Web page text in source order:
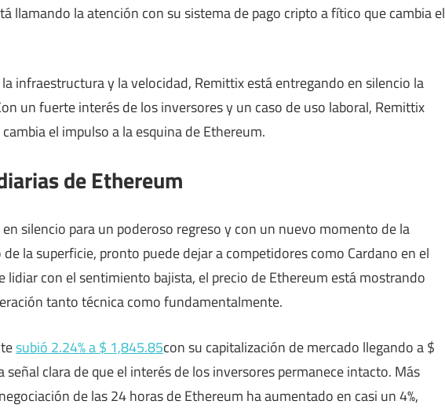
llamando la atención con su sistema de pago cripto a fítico que cambia el
infraestructura y la velocidad, Remittix está entregando en silencio la
un fuerte interés de los inversores y un caso de uso laboral, Remittix
el impulso a la esquina de Ethereum.
de Ethereum
silencio para un poderoso regreso y con un nuevo momento de la
la superficie, pronto puede dejar a competidores como Cardano en el
lidiar con el sentimiento bajista, el precio de Ethereum está mostrando
tanto técnica como fundamentalmente.
subió 2.24% a $ 1,845.85con su capitalización de mercado llegando a $
clara de que el interés de los inversores permanece intacto. Más
de las 24 horas de Ethereum ha aumentado en casi un 4%,